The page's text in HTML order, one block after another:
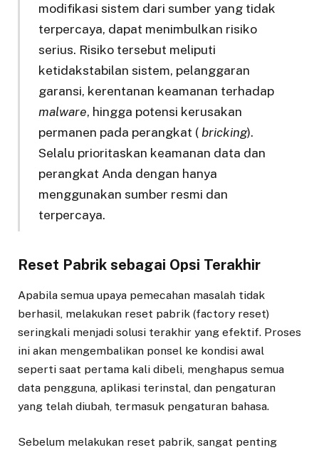
modifikasi sistem dari sumber yang tidak
terpercaya, dapat menimbulkan risiko
serius. Risiko tersebut meliputi
ketidakstabilan sistem, pelanggaran
garansi, kerentanan keamanan terhadap
malware, hingga potensi kerusakan
permanen pada perangkat ( bricking).
Selalu prioritaskan keamanan data dan
perangkat Anda dengan hanya
menggunakan sumber resmi dan
terpercaya.
Reset Pabrik sebagai Opsi Terakhir
Apabila semua upaya pemecahan masalah tidak
berhasil, melakukan reset pabrik (factory reset)
seringkali menjadi solusi terakhir yang efektif. Proses
ini akan mengembalikan ponsel ke kondisi awal
seperti saat pertama kali dibeli, menghapus semua
data pengguna, aplikasi terinstal, dan pengaturan
yang telah diubah, termasuk pengaturan bahasa.
Sebelum melakukan reset pabrik, sangat penting